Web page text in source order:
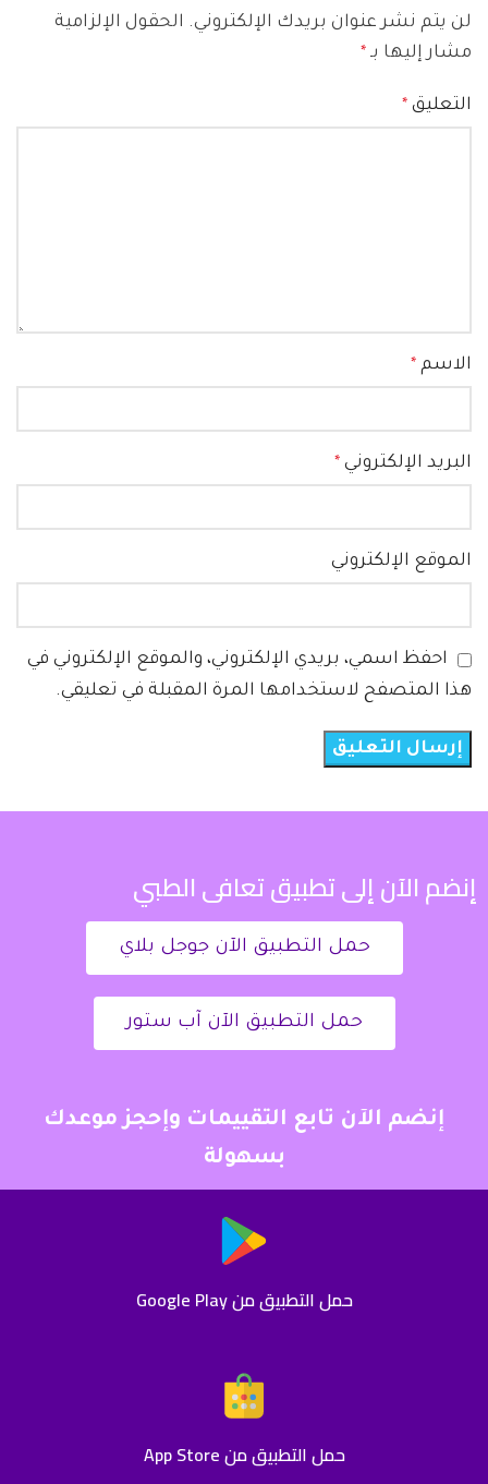
لن يتم نشر عنوان بريدك الإلكتروني. الحقول الإلزامية
مشار إليها بـ *
التعليق *
الاسم *
البريد الإلكتروني *
الموقع الإلكتروني
احفظ اسمي، بريدي الإلكتروني، والموقع الإلكتروني في
هذا المتصفح لاستخدامها المرة المقبلة في تعليقي.
إنضم الآن إلى تطبيق تعافى الطبي
حمل التطبيق الآن جوجل بلاي
حمل التطبيق الآن آب ستور
إنضم الآن تابع التقييمات وإحجز موعدك
بسهولة
حمل التطبيق من Google Play
حمل التطبيق من App Store